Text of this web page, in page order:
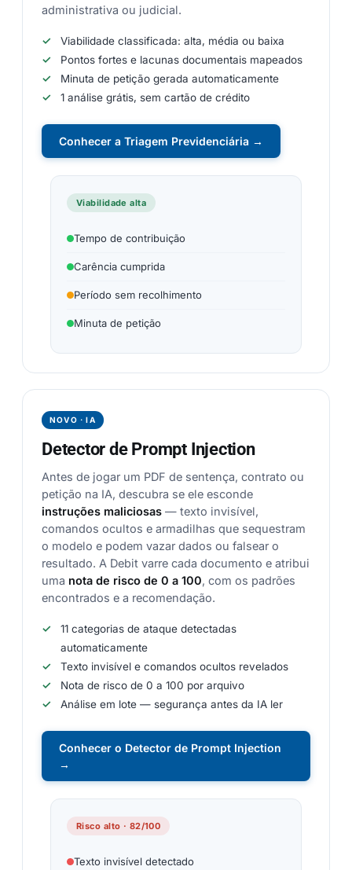
administrativa ou judicial.
Viabilidade classificada: alta, média ou baixa
Pontos fortes e lacunas documentais mapeados
Minuta de petição gerada automaticamente
1 análise grátis, sem cartão de crédito
Conhecer a Triagem Previdenciária →
Viabilidade alta
Tempo de contribuição
Carência cumprida
Período sem recolhimento
Minuta de petição
NOVO · IA
Detector de Prompt Injection
Antes de jogar um PDF de sentença, contrato ou
petição na IA, descubra se ele esconde
instruções maliciosas — texto invisível,
comandos ocultos e armadilhas que sequestram
o modelo e podem vazar dados ou falsear o
resultado. A Debit varre cada documento e atribui
uma nota de risco de 0 a 100, com os padrões
encontrados e a recomendação.
11 categorias de ataque detectadas
automaticamente
Texto invisível e comandos ocultos revelados
Nota de risco de 0 a 100 por arquivo
Análise em lote — segurança antes da IA ler
Conhecer o Detector de Prompt Injection
→
Risco alto · 82/100
Texto invisível detectado